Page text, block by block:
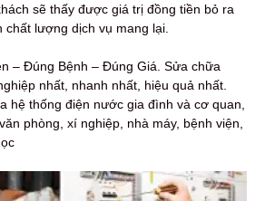
sẽ thấy được giá trị đồng tiền bỏ ra
lượng dịch vụ mang lại.
– Đúng Bệnh – Đúng Giá. Sửa chữa
nhất, nhanh nhất, hiệu quả nhất.
hệ thống điện nước gia đình và cơ quan,
phòng, xí nghiệp, nhà máy, bệnh viện,